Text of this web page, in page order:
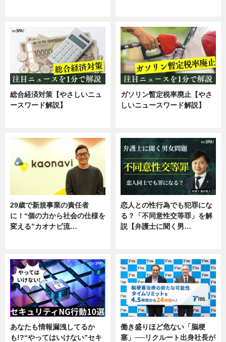
総合経済対策【やさしいニュ
ースワード解説】
ガソリン暫定税率廃止【やさ
しいニュースワード解説】
29歳で新規事業の責任者
に！“個の力から社会の仕様を
変える”カオナビ流…
恋人との性行為でも犯罪にな
る？「不同意性交等罪」を解
説【弁護士に聞く男…
あなたも情報漏洩してるか
も!?“やってはいけない”セキ
働き盛りほど危ない「脳梗
塞」──リクルート出身社長が